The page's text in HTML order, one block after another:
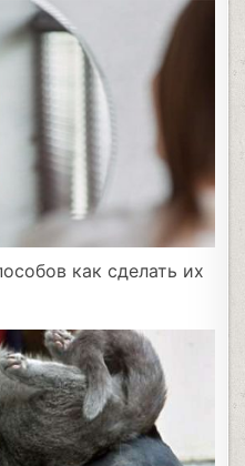
как сделать их